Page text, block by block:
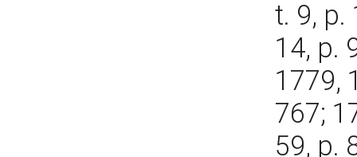
t. 9, p.
14, p.
1779,
767;
59, p.